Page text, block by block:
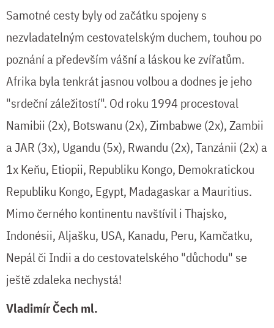
Samotné cesty byly od začátku spojeny s
nezvladatelným cestovatelským duchem, touhou po
poznání a především vášní a láskou ke zvířatům.
Afrika byla tenkrát jasnou volbou a dodnes je jeho
"srdeční záležitostí". Od roku 1994 procestoval
Namibii (2x), Botswanu (2x), Zimbabwe (2x), Zambii
a JAR (3x), Ugandu (5x), Rwandu (2x), Tanzánii (2x) a
1x Keňu, Etiopii, Republiku Kongo, Demokratickou
Republiku Kongo, Egypt, Madagaskar a Mauritius.
Mimo černého kontinentu navštívil i Thajsko,
Indonésii, Aljašku, USA, Kanadu, Peru, Kamčatku,
Nepál či Indii a do cestovatelského "důchodu" se
ještě zdaleka nechystá!
Vladimír Čech ml.